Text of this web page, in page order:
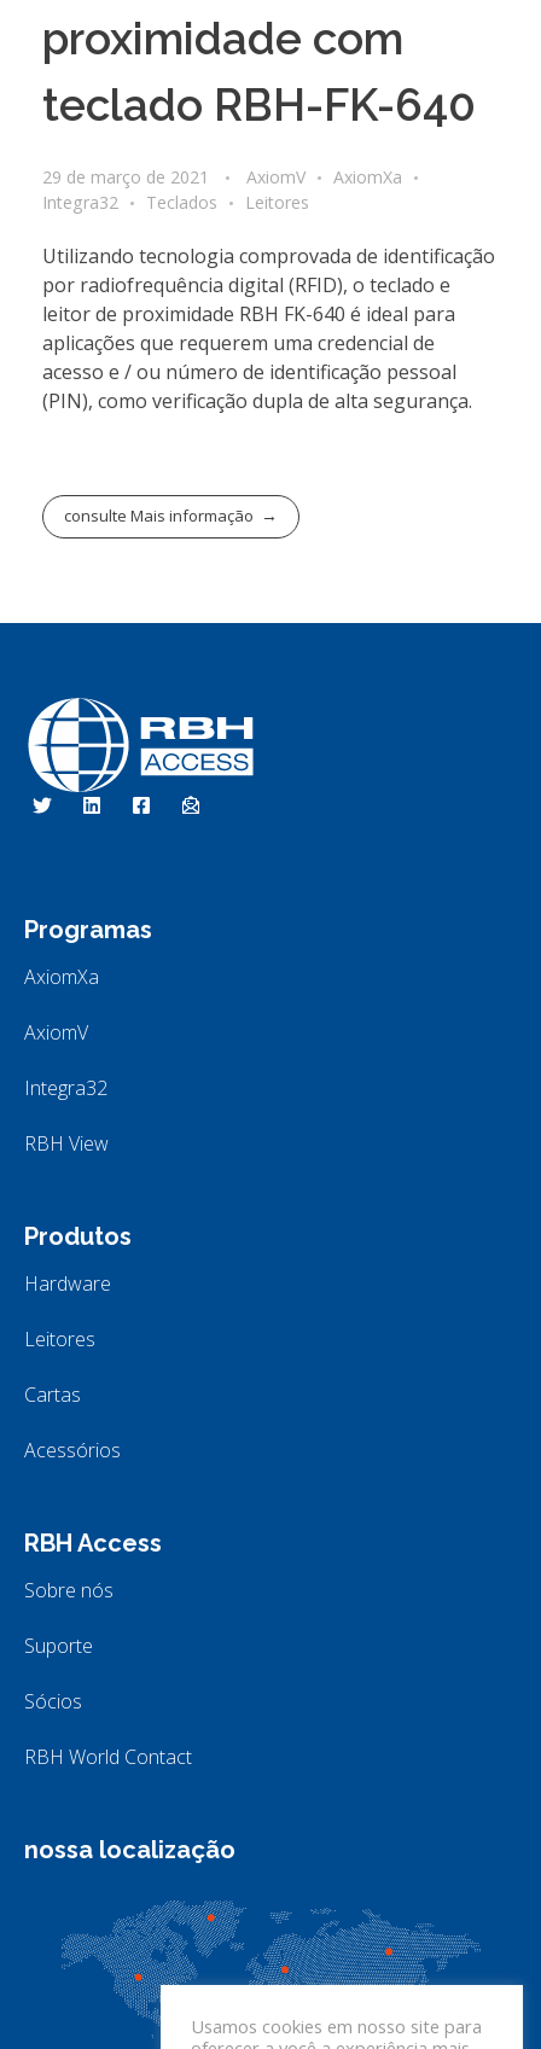
proximidade com
teclado RBH-FK-640
29 de março de 2021 AxiomV
AxiomXa
Integra32
Teclados Leitores
Utilizando tecnologia comprovada de identificação
por radiofrequência digital (RFID), o teclado e
leitor de proximidade RBH FK-640 é ideal para
aplicações que requerem uma credencial de
acesso e / ou número de identificação pessoal
(PIN), como verificação dupla de alta segurança.
consulte Mais informação
RBH Access Technologies
Nós somos o Controle de Acesso
Programas
AxiomXa
AxiomV
Integra32
RBH View
Produtos
Hardware
Leitores
Cartas
Acessórios
RBH Access
Sobre nós
Suporte
Sócios
RBH World Contact
nossa localização
Usamos cookies em nosso site para